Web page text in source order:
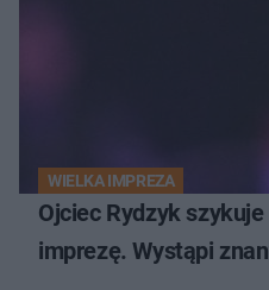
WIELKA IMPREZA
Ojciec Rydzyk
imprezę. Wystąpi